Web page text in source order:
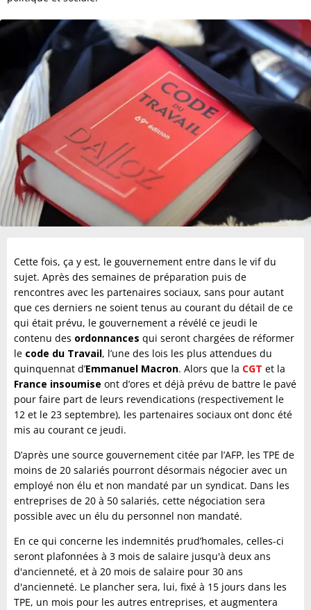
Cette fois, ça y est, le gouvernement entre dans le vif du
sujet. Après des semaines de préparation puis de
rencontres avec les partenaires sociaux, sans pour autant
que ces derniers ne soient tenus au courant du détail de ce
qui était prévu, le gouvernement a révélé ce jeudi le
contenu des ordonnances qui seront chargées de réformer
le code du Travail, l’une des lois les plus attendues du
quinquennat d’Emmanuel Macron. Alors que la CGT et la
France insoumise ont d’ores et déjà prévu de battre le pavé
pour faire part de leurs revendications (respectivement le
12 et le 23 septembre), les partenaires sociaux ont donc été
mis au courant ce jeudi.
D’après une source gouvernement citée par l’AFP, les TPE de
moins de 20 salariés pourront désormais négocier avec un
employé non élu et non mandaté par un syndicat. Dans les
entreprises de 20 à 50 salariés, cette négociation sera
possible avec un élu du personnel non mandaté.
En ce qui concerne les indemnités prud’homales, celles-ci
seront plafonnées à 3 mois de salaire jusqu'à deux ans
d'ancienneté, et à 20 mois de salaire pour 30 ans
d'ancienneté. Le plancher sera, lui, fixé à 15 jours dans les
TPE, un mois pour les autres entreprises, et augmentera